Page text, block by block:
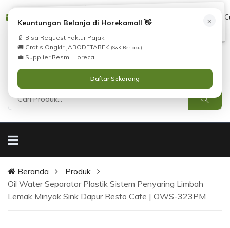
(021) 38783380 08551688000
Masuk
×
Keuntungan Belanja di Horekamall 👋
📄 Bisa Request Faktur Pajak
🚚 Gratis Ongkir JABODETABEK (S&K Berlaku)
💼 Supplier Resmi Horeca
Daftar Sekarang
Beranda
Produk
Oil Water Separator Plastik Sistem Penyaring Limbah
Lemak Minyak Sink Dapur Resto Cafe | OWS-323PM
i Tidak Menemukan Produk yang Anda Cari?
Silahkan lihatKatalog
Hubungi Kami